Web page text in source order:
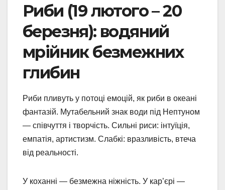
Риби (19 лютого – 20
березня): водяний
мрійник безмежних
глибин
Риби пливуть у потоці емоцій, як риби в океані
фантазій. Мутабельний знак води під Нептуном
— співчуття і творчість. Сильні риси: інтуїція,
емпатія, артистизм. Слабкі: вразливість, втеча
від реальності.
У коханні — безмежна ніжність. У кар’єрі —